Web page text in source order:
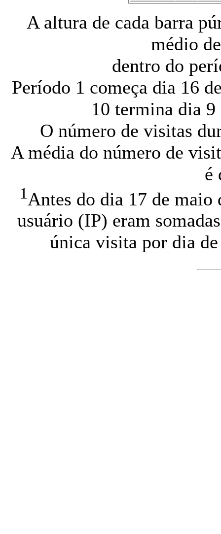
A altura de cada barra
médio
dentro do
Período 1 começa dia 16
10 termina dia
O número de visitas
A média do número de
é
1Antes do dia 17 de maio
usuário (IP) eram
única visita por dia